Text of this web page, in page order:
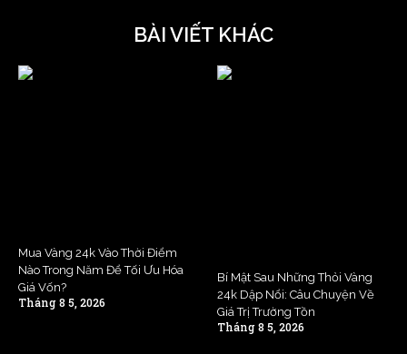
BÀI VIẾT KHÁC
Mua Vàng 24k Vào Thời Điểm
Nào Trong Năm Để Tối Ưu Hóa
Giá Vốn?
Tháng 8 5, 2026
Bí Mật Sau Những Thỏi Vàng
24k Dập Nổi: Câu Chuyện Về
Giá Trị Trường Tồn
Tháng 8 5, 2026